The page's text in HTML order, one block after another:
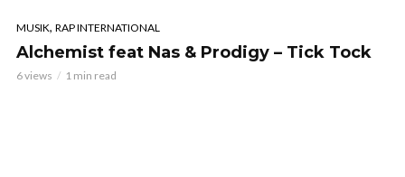
MUSIK, RAP INTERNATIONAL
Alchemist feat Nas & Prodigy – Tick Tock
6 views 1 min read